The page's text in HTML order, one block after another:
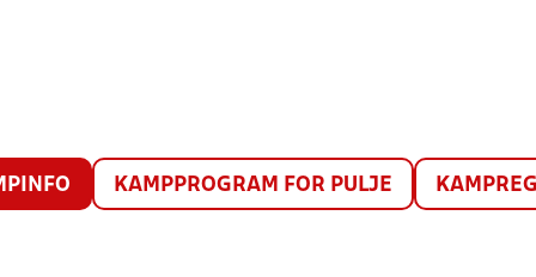
KAMPPROGRAM FOR PULJE